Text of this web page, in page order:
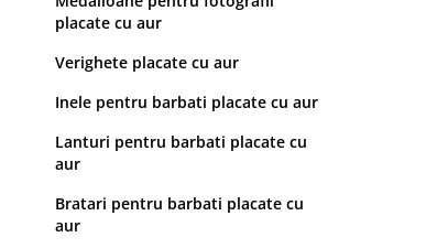
placate cu aur
Verighete placate cu aur
Inele pentru barbati placate cu aur
Lanturi pentru barbati placate cu
aur
Bratari pentru barbati placate cu
aur